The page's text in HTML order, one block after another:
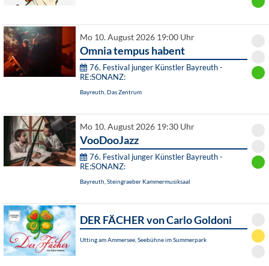
Mo 10. August 2026 19:00 Uhr
Omnia tempus habent
76. Festival junger Künstler Bayreuth -
RE:SONANZ:
Bayreuth, Das Zentrum
Mo 10. August 2026 19:30 Uhr
VooDooJazz
76. Festival junger Künstler Bayreuth -
RE:SONANZ:
Bayreuth, Steingraeber Kammermusiksaal
DER FÄCHER von Carlo Goldoni
Utting am Ammersee, Seebühne im Summerpark